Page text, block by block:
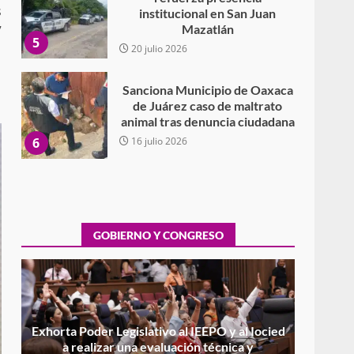
6
de Juárez caso de maltrato
animal tras denuncia ciudadana
7
Baja California; FGR lo investiga
por presuntos delitos de
delincuencia organizada y
contrabando
1
Santiago Xanica: Jesús Romero
7 agosto 2026
2
Exhorta Poder Legislativo al
IEEPO y al Iocied a realizar una
evaluación técnica y
estructural integral de las
instalaciones de la Escuela
GOBIERNO Y CONGRESO
Exhorta Poder Legislativo al IEEPO y al Iocied
a realizar una evaluación técnica y